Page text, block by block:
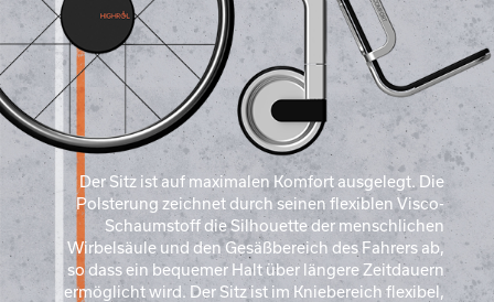
Der Sitz ist auf maximalen Komfort ausgelegt. Die
Polsterung zeichnet durch seinen flexiblen Visco-
Schaumstoff die Silhouette der menschlichen
Wirbelsäule und den Gesäßbereich des Fahrers ab,
so dass ein bequemer Halt über längere Zeitdauern
ermöglicht wird. Der Sitz ist im Kniebereich flexibel,